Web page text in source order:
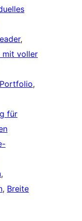
mit voller
Portfolio
für
, Breite